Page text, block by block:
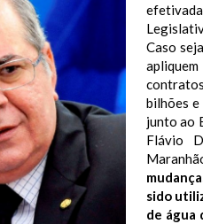
Caso
bilhões
junto ao
Flávio
sido
de água